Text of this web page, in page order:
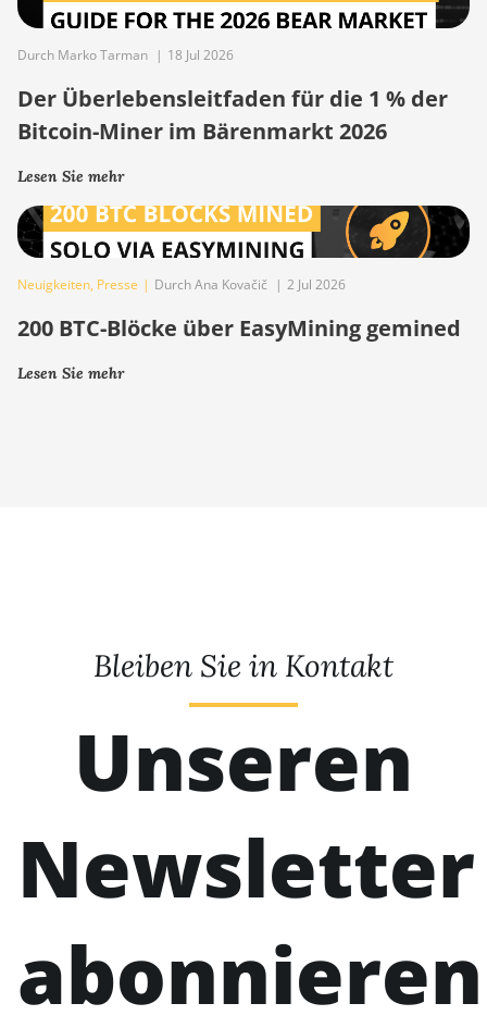
Durch Marko Tarman | 18 Jul 2026
Der Überlebensleitfaden für die 1 % der
Bitcoin-Miner im Bärenmarkt 2026
Lesen Sie mehr
Neuigkeiten, Presse | Durch Ana Kovačič | 2 Jul 2026
200 BTC-Blöcke über EasyMining gemined
Lesen Sie mehr
Bleiben Sie in Kontakt
Unseren
Newsletter
abonnieren